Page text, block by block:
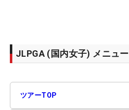
JLPGA (国内女子) メニュー
ツアーTOP